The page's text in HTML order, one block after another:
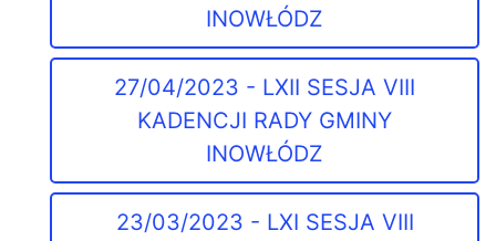
INOWŁÓDZ
27/04/2023 - LXII SESJA VIII
KADENCJI RADY GMINY
INOWŁÓDZ
23/03/2023 - LXI SESJA VIII